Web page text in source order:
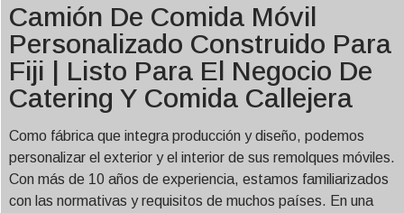
Camión De Comida Móvil
Personalizado Construido Para
Fiji | Listo Para El Negocio De
Catering Y Comida Callejera
Como fábrica que integra producción y diseño, podemos
personalizar el exterior y el interior de sus remolques móviles.
Con más de 10 años de experiencia, estamos familiarizados
con las normativas y requisitos de muchos países. En una